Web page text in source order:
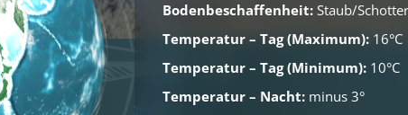
Bodenbeschaffenheit: Staub/Schotter
Temperatur – Tag (Maximum): 16°C
Temperatur – Tag (Minimum): 10°C
Temperatur – Nacht: minus 3°